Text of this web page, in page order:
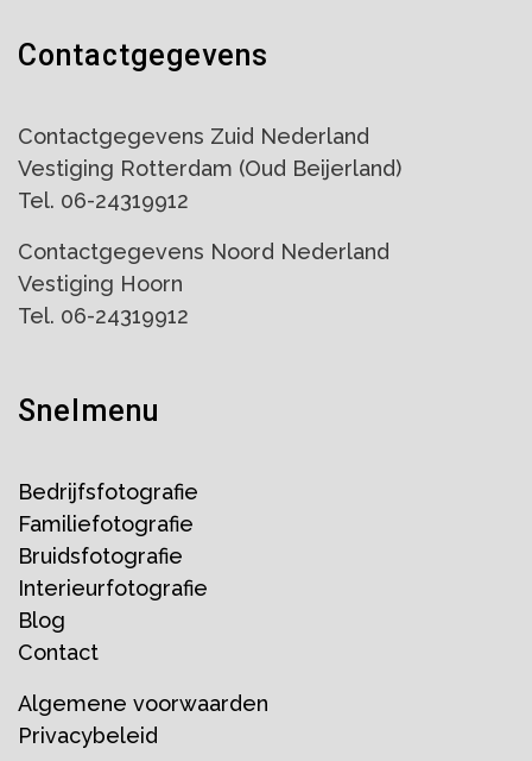
Contactgegevens
Contactgegevens Zuid Nederland
Vestiging Rotterdam (Oud Beijerland)
Tel. 06-24319912
Contactgegevens Noord Nederland
Vestiging Hoorn
Tel. 06-24319912
Snelmenu
Bedrijfsfotografie
Familiefotografie
Bruidsfotografie
Interieurfotografie
Blog
Contact
Algemene voorwaarden
Privacybeleid